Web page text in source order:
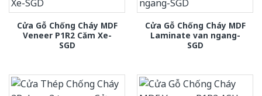
Cửa Gỗ Chống Cháy MDF
Veneer P1R2 Căm Xe-
SGD
Cửa Gỗ Chống Cháy MDF
Laminate van ngang-
SGD